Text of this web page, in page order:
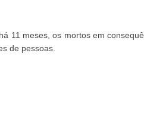
11 meses, os mortos em
de pessoas.